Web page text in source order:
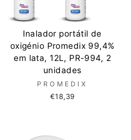
Inalador portátil de
oxigénio Promedix 99,4%
em lata, 12L, PR-994, 2
unidades
PROMEDIX
€18,39